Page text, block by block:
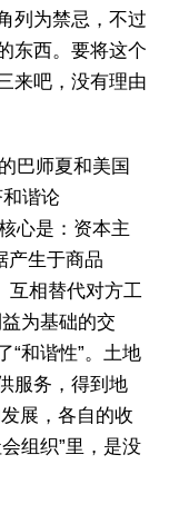
列为禁忌，不过
东西。要将这个
来吧，没有理由
巴师夏和美国
谐论
心是：资本主
产生于商品
互相替代对方工
为基础的交
“和谐性”。土地
服务，得到地
展，各自的收
组织”里，是没